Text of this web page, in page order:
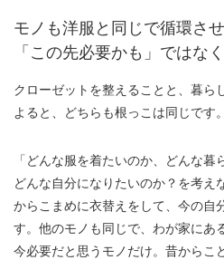
モノも洋服と同じで循環さ
「この先必要かも」ではな
クローゼットを整えることと、暮ら
よると、どちらも根っこは同じです。
「どんな服を着たいのか、どんな暮
どんな自分になりたいのか？を考え
からこまめに衣替えをして、今の自
す。他のモノも同じで、わが家にあ
今必要だと思うモノだけ。昔からこ